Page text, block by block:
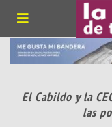
El Cabildo y la
las